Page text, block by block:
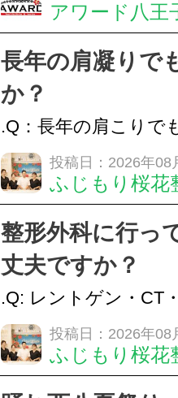
開催中アワード八王
24時間ジム&
脱毛
長年の肩凝りで
か？
.Q：長年の肩こりで
か？A：はい、お任
性的な肩こりの原因
慣など様々です。痛
し、お一人おひとり
をご提案します。.#
投稿日：2026年08
ふじもり桜花
整形外科に行っ
丈夫ですか？
.Q: レントゲン・CT
いなくても施術は受
A: はい、受けられま
投稿日：2026年08
ふじもり桜花